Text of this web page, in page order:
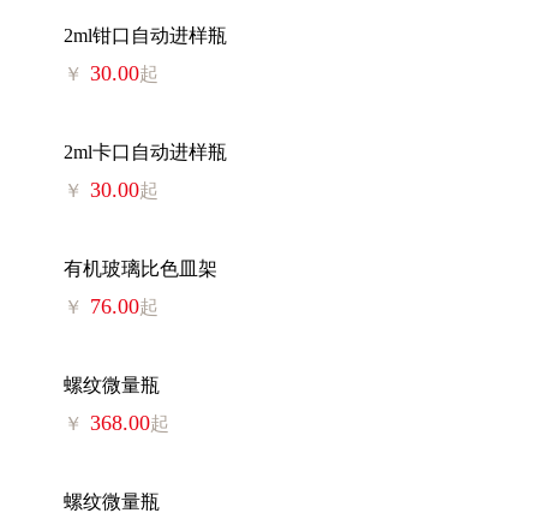
2ml钳口自动进样瓶
￥ 30.00起
2ml卡口自动进样瓶
￥ 30.00起
有机玻璃比色皿架
￥ 76.00起
螺纹微量瓶
￥ 368.00起
螺纹微量瓶